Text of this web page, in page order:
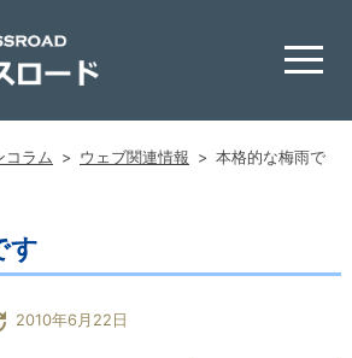
コラム > ウェブ関連情報 > 本格的な梅雨で
す
2010年6月22日